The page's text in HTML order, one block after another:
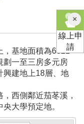
，基地面積為6821
劃一至三房多元房
興建地上18層、地
西側鄰近茄苳溪，
大學預定地。
×關
閉
線上申
請